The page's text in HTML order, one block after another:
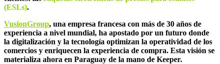
(ESLs).
VusionGroup, una empresa francesa con más de 30 años de
experiencia a nivel mundial, ha apostado por un futuro donde
la digitalización y la tecnología optimizan la operatividad de los
comercios y enriquecen la experiencia de compra. Esta visión se
materializa ahora en Paraguay de la mano de Keeper.